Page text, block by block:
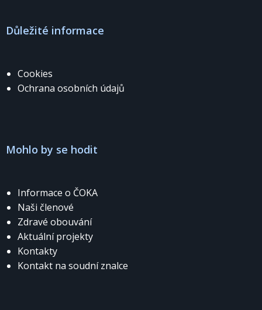
Důležité informace
Cookies
Ochrana osobních údajů
Mohlo by se hodit
Informace o ČOKA
Naši členové
Zdravé obouvání
Aktuální projekty
Kontakty
Kontakt na soudní znalce